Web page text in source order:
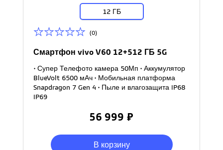
12 ГБ
(0)
Смартфон vivo V60 12+512 ГБ 5G
• Супер Телефото камера 50Мп • Аккумулятор
BlueVolt 6500 мАч • Мобильная платформа
Snapdragon 7 Gen 4 • Пыле и влагозащита IP68
IP69
56 999 ₽
В корзину